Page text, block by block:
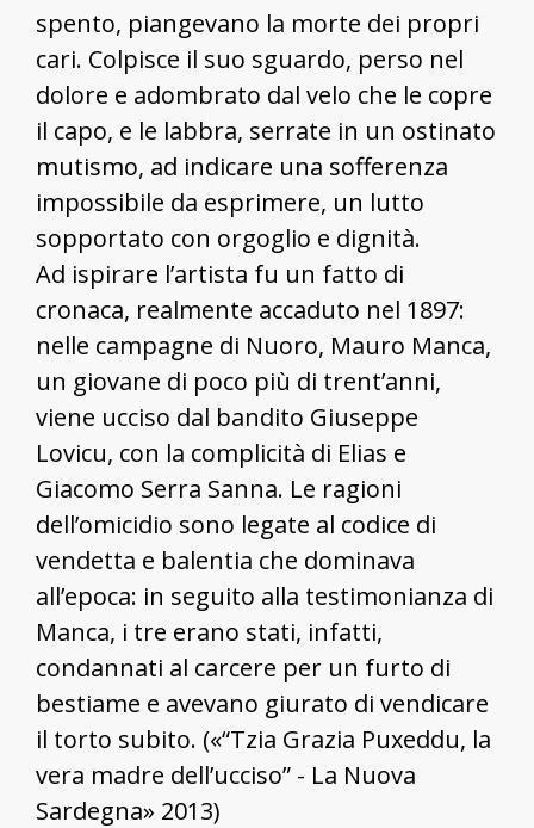
spento, piangevano la morte dei propri
cari. Colpisce il suo sguardo, perso nel
dolore e adombrato dal velo che le copre
il capo, e le labbra, serrate in un ostinato
mutismo, ad indicare una sofferenza
impossibile da esprimere, un lutto
sopportato con orgoglio e dignità.
Ad ispirare l’artista fu un fatto di
cronaca, realmente accaduto nel 1897:
nelle campagne di Nuoro, Mauro Manca,
un giovane di poco più di trent’anni,
viene ucciso dal bandito Giuseppe
Lovicu, con la complicità di Elias e
Giacomo Serra Sanna. Le ragioni
dell’omicidio sono legate al codice di
vendetta e balentia che dominava
all’epoca: in seguito alla testimonianza di
Manca, i tre erano stati, infatti,
condannati al carcere per un furto di
bestiame e avevano giurato di vendicare
il torto subito. («“Tzia Grazia Puxeddu, la
vera madre dell’ucciso” - La Nuova
Sardegna» 2013)